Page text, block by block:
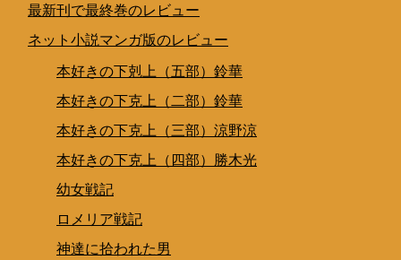
最新刊で最終巻のレビュー
ネット小説マンガ版のレビュー
本好きの下剋上（五部）鈴華
本好きの下克上（二部）鈴華
本好きの下克上（三部）涼野涼
本好きの下克上（四部）勝木光
幼女戦記
ロメリア戦記
神達に拾われた男